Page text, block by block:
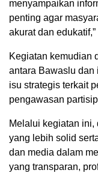
menyampaikan
penting agar
akurat dan
Kegiatan kemudian
antara Bawaslu dan
isu strategis terkait
pengawasan
Melalui kegiatan
yang lebih solid
dan media dalam
yang transparan,